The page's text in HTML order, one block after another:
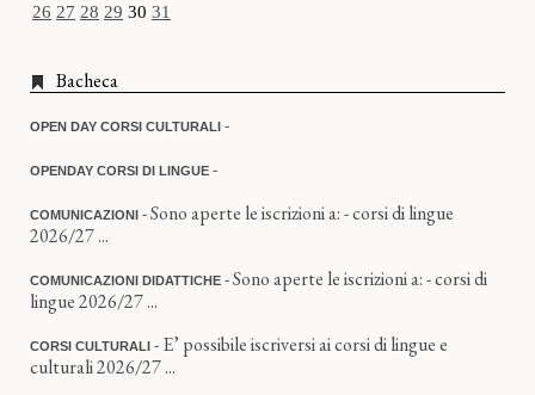
26 27 28 29 30 31
Bacheca
OPEN DAY CORSI CULTURALI -
OPENDAY CORSI DI LINGUE -
COMUNICAZIONI - Sono aperte le iscrizioni a: - corsi di lingue
2026/27 ...
COMUNICAZIONI DIDATTICHE - Sono aperte le iscrizioni a: - corsi di
lingue 2026/27 ...
CORSI CULTURALI - E’ possibile iscriversi ai corsi di lingue e
culturali 2026/27 ...